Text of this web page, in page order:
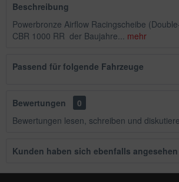
Beschreibung
Powerbronze Airflow Racingscheibe
CBR 1000 RR der Baujahre... mehr
Passend für folgende Fahrzeuge
Bewertungen
0
Bewertungen lesen, schreiben und
Kunden haben sich ebenfalls angesehen